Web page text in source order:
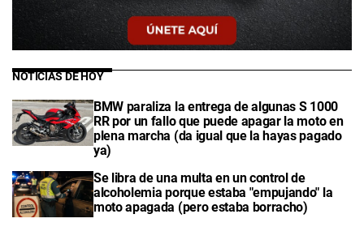
NOTICIAS DE HOY
BMW paraliza la entrega de algunas S 1000
RR por un fallo que puede apagar la moto en
plena marcha (da igual que la hayas pagado
ya)
Se libra de una multa en un control de
alcoholemia porque estaba "empujando" la
moto apagada (pero estaba borracho)